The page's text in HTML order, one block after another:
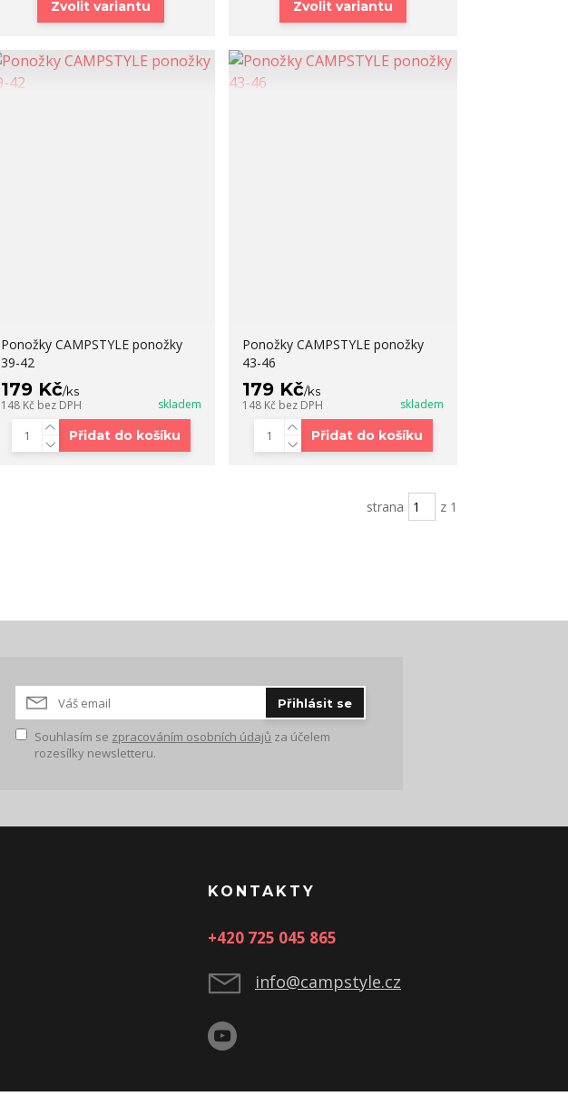
Zvolit variantu Zvolit variantu
Ponožky CAMPSTYLE ponožky
39-42
179 Kč/ks
148 Kč bez DPH skladem
Přidat do košíku
Ponožky CAMPSTYLE ponožky
43-46
179 Kč/ks
148 Kč bez DPH skladem
Přidat do košíku
strana z 1
Přihlásit se
Souhlasím se zpracováním osobních údajů za účelem
rozesílky newsletteru.
KONTAKTY
+420 725 045 865
info@campstyle.cz